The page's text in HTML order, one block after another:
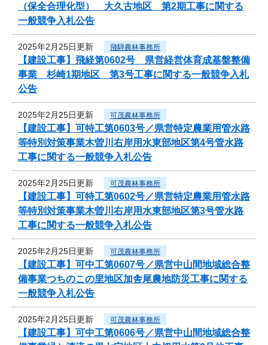
（保全合理化型） 大久古地区 第2期工事に関する
一般競争入札公告
2025年2月25日更新 飛騨農林事務所
【建設工事】飛経第0602号 県営経営体育成基盤整備
事業 杉崎1期地区 第3号工事に関する一般競争入札
公告
2025年2月25日更新 可茂農林事務所
【建設工事】可特工第0603号／県営特定農業用管水路
等特別対策事業木曽川右岸用水東部地区第4号管水路
工事に関する一般競争入札公告
2025年2月25日更新 可茂農林事務所
【建設工事】可特工第0602号／県営特定農業用管水路
等特別対策事業木曽川右岸用水東部地区第3号管水路
工事に関する一般競争入札公告
2025年2月25日更新 可茂農林事務所
【建設工事】可中工第0607号／県営中山間地域総合整
備事業つちのこの里地区加舎尾農地防災工事に関する
一般競争入札公告
2025年2月25日更新 可茂農林事務所
【建設工事】可中工第0606号／県営中山間地域総合整